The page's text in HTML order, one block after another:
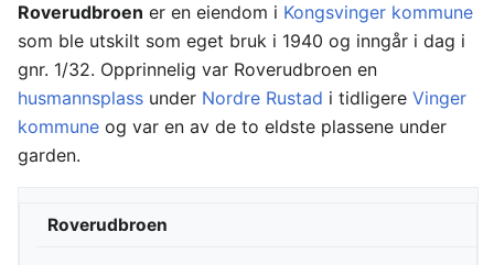
Roverudbroen er en eiendom i Kongsvinger kommune
som ble utskilt som eget bruk i 1940 og inngår i dag i
gnr. 1/32. Opprinnelig var Roverudbroen en
husmannsplass under Nordre Rustad i tidligere Vinger
kommune og var en av de to eldste plassene under
garden.
Roverudbroen